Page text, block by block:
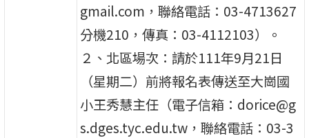
gmail.com，聯絡電話：03-4713627
分機210，傳真：03-4112103）。
２、北區場次：請於111年9月21日
（星期二）前將報名表傳送至大崗國
小王秀慧主任（電子信箱：dorice@g
s.dges.tyc.edu.tw，聯絡電話：03-3